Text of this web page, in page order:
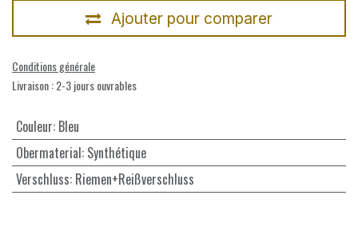
Ajouter pour comparer
Conditions générale
Livraison : 2-3 jours ouvrables
Couleur: Bleu
Obermaterial: Synthétique
Verschluss: Riemen+Reißverschluss